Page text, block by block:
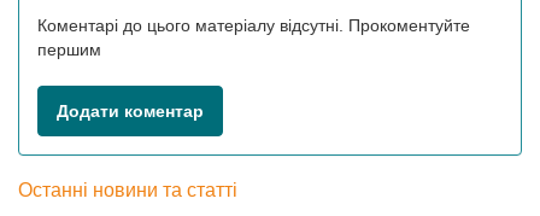
Коментарі до цього матеріалу відсутні. Прокоментуйте
першим
Додати коментар
Останні новини та статті